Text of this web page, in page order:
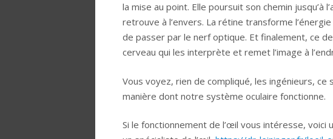
la mise au point. Elle poursuit son chemin jusqu’à
retrouve à l’envers. La rétine transforme
de passer par le nerf optique. Et finalement, ce
cerveau qui les interprète et remet l’image à
Vous voyez, rien de compliqué, les ingénieurs,
manière dont notre système oculaire fonctionne.
Si le fonctionnement de l’œil vous intéresse, voici